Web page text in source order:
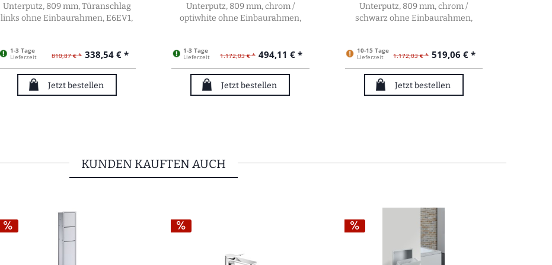
Unterputz, 809 mm, Türanschlag
links ohne Einbaurahmen, E6EV1,
1-3 Tage
Lieferzeit 810,87 € * 338,54 € *
Jetzt bestellen
Unterputz, 809 mm, chrom /
optiwhite ohne Einbaurahmen,
1-3 Tage
Lieferzeit 1.172,03 € * 494,11 € *
Jetzt bestellen
Unterputz, 809 mm, chrom /
schwarz ohne Einbaurahmen,
10-15 Tage
Lieferzeit 1.172,03 € * 519,06 € *
Jetzt bestellen
KUNDEN KAUFTEN AUCH